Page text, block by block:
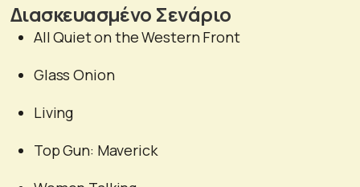
Διασκευασμένο Σενάριο
All Quiet on the Western Front
Glass Onion
Living
Top Gun: Maverick